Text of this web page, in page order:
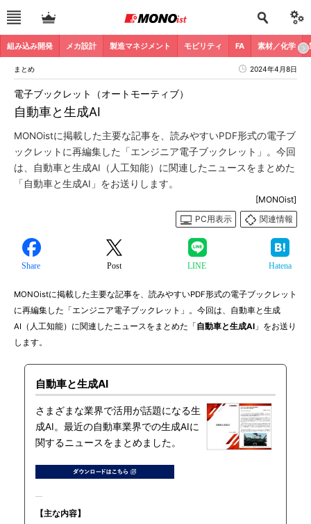
組み込み開発 メカ設計 製造マネジメント モビリティ FA 素材／化学
まとめ 2024年4月8日
自動車と生成AI
電子ブックレット（オートモーティブ）
MONOistに掲載した主要な記事を、読みやすいPDF形式の電子ブ
ックレットに再編集した「エンジニア電子ブックレット」。今回
は、自動車と生成AI（人工知能）に関連したニュースをまとめた
「自動車と生成AI」をお送りします。
[MONOist]
PC用表示
関連情報
Share Post LINE Hatena
MONOistに掲載した主要な記事を、読みやすいPDF形式の電子ブックレット
に再編集した「エンジニア電子ブックレット」。今回は、自動車と生成
AI（人工知能）に関連したニュースをまとめた「 自動車と生成AI 」をお送り
します。
自動車と生成AI
さまざまな業界で活用が話題になる生
成AI。最近の自動車業界での生成AIに
関するニュースをまとめました。
【主な内容】